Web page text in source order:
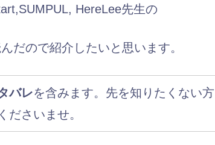
HereLee先生の
だので紹介したいと思います。
バレを含みます。先を知りたくない方
ださいませ。